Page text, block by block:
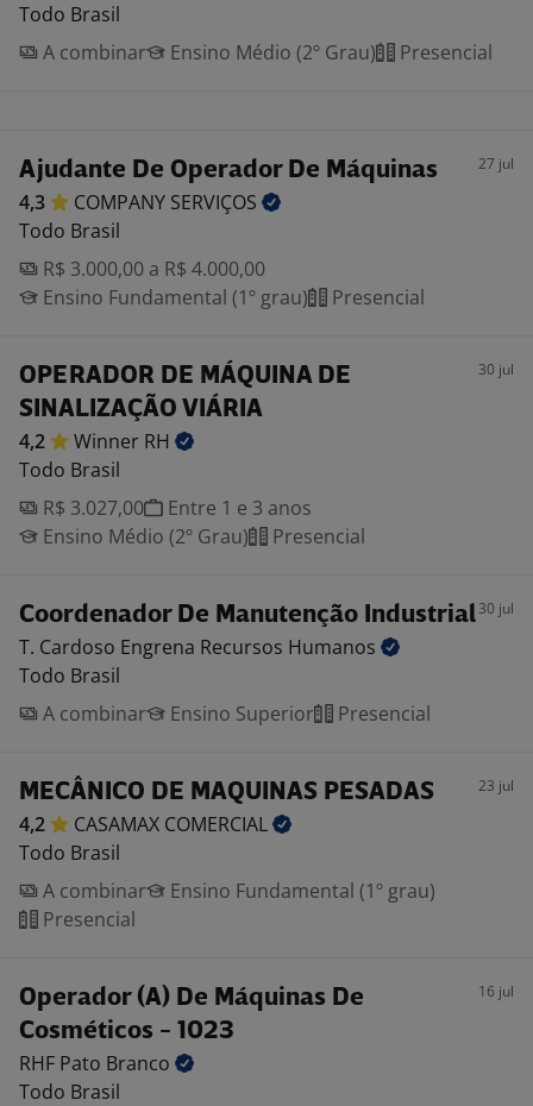
Todo Brasil
A combinar
Ensino Médio (2º Grau) Presencial
Ajudante De Operador De Máquinas 27 jul
4,3 COMPANY SERVIÇOS
Todo Brasil
R$ 3.000,00 a R$ 4.000,00
Ensino Fundamental (1º grau)
Presencial
OPERADOR DE MÁQUINA DE
SINALIZAÇÃO VIÁRIA
30 jul
4,2 Winner RH
Todo Brasil
R$ 3.027,00
Entre 1 e 3 anos
Ensino Médio (2º Grau)
Presencial
Coordenador De Manutenção Industrial30 jul
T. Cardoso Engrena Recursos Humanos
Todo Brasil
A combinar
Ensino Superior Presencial
MECÂNICO DE MAQUINAS PESADAS 23 jul
4,2 CASAMAX COMERCIAL
Todo Brasil
A combinar
Ensino Fundamental (1º grau)
Presencial
Operador (A) De Máquinas De
Cosméticos - 1023
16 jul
RHF Pato Branco
Todo Brasil